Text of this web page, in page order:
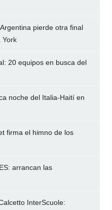
pierde otra final
York
20 equipos en busca del
noche del Italia-Haití en
firma el himno de los
arrancan las
InterScuole: